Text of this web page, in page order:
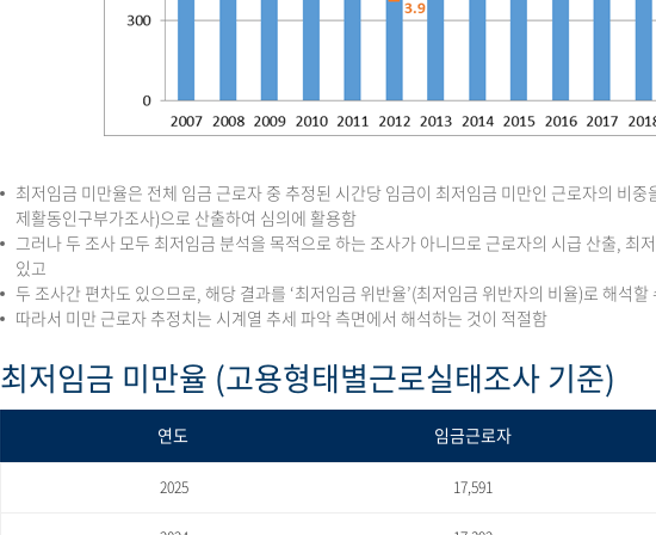
최저임금 미만율은 전체 임금 근로자 중 추정된 시간당 임금이 최저임금 미만인 근로자의 비
제활동인구부가조사)으로 산출하여 심의에 활용함
그러나 두 조사 모두 최저임금 분석을 목적으로 하는 조사가 아니므로 근로자의 시급 산출,
있고
두 조사간 편차도 있으므로, 해당 결과를 ‘최저임금 위반율’(최저임금 위반자의 비율)로 해석할
따라서 미만 근로자 추정치는 시계열 추세 파악 측면에서 해석하는 것이 적절함
최저임금 미만율 (고용형태별근로실태조사 기준)
연도 임금근로자
2025 17,591